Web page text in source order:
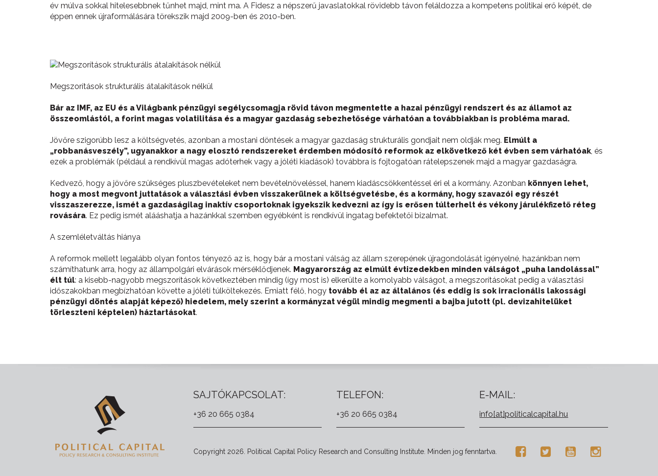
év múlva sokkal hitelesebbnek tűnhet majd, mint ma. A Fidesz a népszerű javaslatokkal rövidebb távon feláldozza a kompetens politikai erő képét, de
éppen ennek újraformálására törekszik majd 2009-ben és 2010-ben.
Megszorítások strukturális átalakítások nélkül
Bár az IMF, az EU és a Világbank pénzügyi segélycsomagja rövid távon megmentette a hazai pénzügyi rendszert és az államot az
összeomlástól, a forint magas volatilitása és a magyar gazdaság sebezhetősége várhatóan a továbbiakban is probléma marad.
Jövőre szigorúbb lesz a költségvetés, azonban a mostani döntések a magyar gazdaság strukturális gondjait nem oldják meg. Elmúlt a
„robbanásveszély”, ugyanakkor a nagy elosztó rendszereket érdemben módosító reformok az elkövetkező két évben sem várhatóak , és
ezek a problémák (például a rendkívül magas adóterhek vagy a jóléti kiadások) továbbra is fojtogatóan rátelepszenek majd a magyar gazdaságra.
Kedvező, hogy a jövőre szükséges pluszbevételeket nem bevételnöveléssel, hanem kiadáscsökkentéssel éri el a kormány. Azonban könnyen lehet,
hogy a most megvont juttatások a választási évben visszakerülnek a költségvetésbe, és a kormány, hogy szavazói egy részét
visszaszerezze, ismét a gazdaságilag inaktív csoportoknak igyekszik kedvezni az így is erősen túlterhelt és vékony járulékfizető réteg
rovására. Ez pedig ismét alááshatja a hazánkkal szemben egyébként is rendkívül ingatag befektetői bizalmat.
A szemléletváltás hiánya
A reformok mellett legalább olyan fontos tényező az is, hogy bár a mostani válság az állam szerepének újragondolását igényelné, hazánkban nem
számíthatunk arra, hogy az állampolgári elvárások mérséklődjenek. Magyarország az elmúlt évtizedekben minden válságot „puha landolással”
élt túl: a kisebb-nagyobb megszorítások következtében mindig (így most is) elkerülte a komolyabb válságot, a megszorításokat pedig a választási
időszakokban megbízhatóan követte a jóléti túlköltekezés. Emiatt félő, hogy tovább él az az általános (és eddig is sok irracionális lakossági
pénzügyi döntés alapját képező) hiedelem, mely szerint a kormányzat végül mindig megmenti a bajba jutott (pl. devizahitelüket
törleszteni képtelen) háztartásokat.
SAJTÓKAPCSOLAT:
+36 20 665 0384
TELEFON:
+36 20 665 0384
E-MAIL:
info[at]politicalcapital.hu
Copyright 2026. Political Capital Policy Research and Consulting Institute. Minden jog fenntartva.